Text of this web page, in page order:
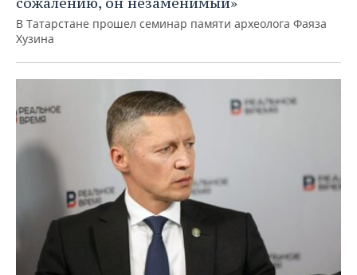
В Татарстане прошел семинар памяти археолога Фаяза
Хузина